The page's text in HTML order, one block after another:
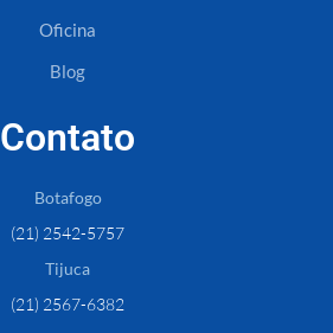
Oficina
Blog
Contato
Botafogo
(21) 2542-5757
Tijuca
(21) 2567-6382